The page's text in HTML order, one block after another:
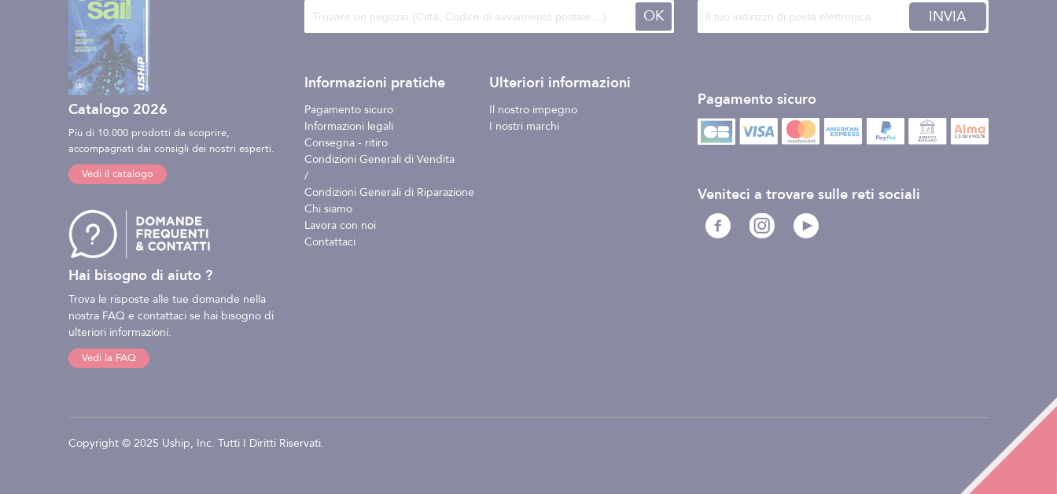
Catalogo 2026
Più di 10.000 prodotti da scoprire,
accompagnati dai consigli dei nostri esperti.
Vedi il catalogo
Hai bisogno di aiuto ?
Trova le risposte alle tue domande nella
nostra FAQ e contattaci se hai bisogno di
ulteriori informazioni.
Vedi la FAQ
OK
Informazioni pratiche
Pagamento sicuro
Informazioni legali
Consegna - ritiro
Condizioni Generali di Vendita
/
Condizioni Generali di Riparazione
Chi siamo
Lavora con noi
Contattaci
Ulteriori informazioni
Il nostro impegno
I nostri marchi
INVIA
Pagamento sicuro
Veniteci a trovare sulle reti sociali
Copyright © 2025 Uship, Inc. Tutti I Diritti Riservati.